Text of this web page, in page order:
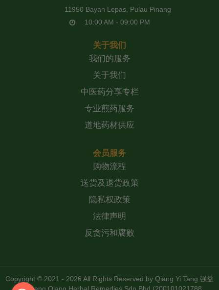
11950 Bayan Lepas, Pulau Pinang
10:00 AM - 09:00 PM
关于我们
我们的服务
关于我们
中医药分享专栏
专业煎药服务
道地药材供应
会员服务
购物流程
送货及退货政策
隐私权政策
法律声明
反贪污和腐败
Copyright © 2021 - 2026 All Rights Reserved by Qiang Yi Tang 强益